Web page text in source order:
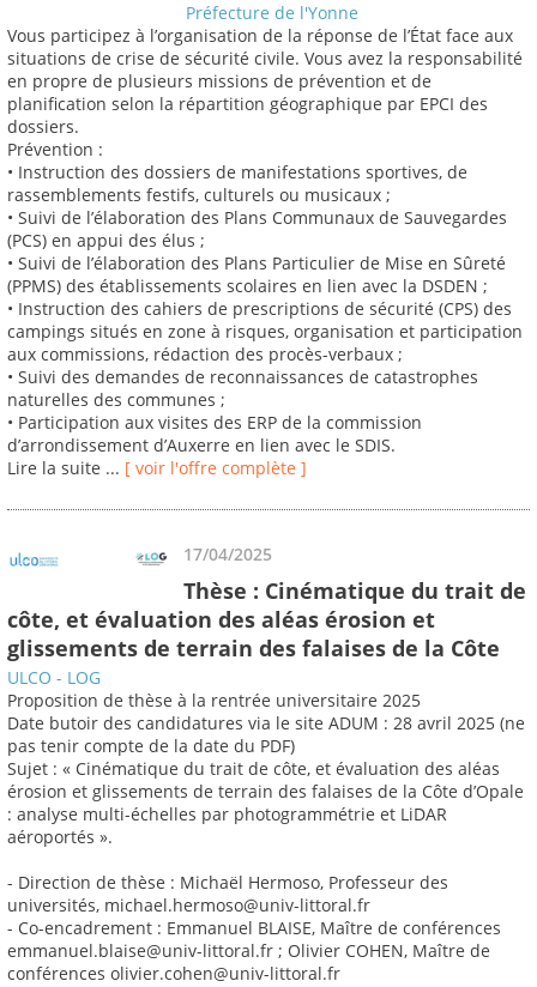
Préfecture de l'Yonne
Vous participez à l’organisation de la réponse de l’État face aux
situations de crise de sécurité civile. Vous avez la responsabilité
en propre de plusieurs missions de prévention et de
planification selon la répartition géographique par EPCI des
dossiers.
Prévention :
• Instruction des dossiers de manifestations sportives, de
rassemblements festifs, culturels ou musicaux ;
• Suivi de l’élaboration des Plans Communaux de Sauvegardes
(PCS) en appui des élus ;
• Suivi de l’élaboration des Plans Particulier de Mise en Sûreté
(PPMS) des établissements scolaires en lien avec la DSDEN ;
• Instruction des cahiers de prescriptions de sécurité (CPS) des
campings situés en zone à risques, organisation et participation
aux commissions, rédaction des procès-verbaux ;
• Suivi des demandes de reconnaissances de catastrophes
naturelles des communes ;
• Participation aux visites des ERP de la commission
d’arrondissement d’Auxerre en lien avec le SDIS.
Lire la suite ... [ voir l'offre complète ]
17/04/2025
Thèse : Cinématique du trait de
côte, et évaluation des aléas érosion et
glissements de terrain des falaises de la Côte
ULCO - LOG
Proposition de thèse à la rentrée universitaire 2025
Date butoir des candidatures via le site ADUM : 28 avril 2025 (ne
pas tenir compte de la date du PDF)
Sujet : « Cinématique du trait de côte, et évaluation des aléas
érosion et glissements de terrain des falaises de la Côte d’Opale
: analyse multi-échelles par photogrammétrie et LiDAR
aéroportés ».
- Direction de thèse : Michaël Hermoso, Professeur des
universités, michael.hermoso@univ-littoral.fr
- Co-encadrement : Emmanuel BLAISE, Maître de conférences
emmanuel.blaise@univ-littoral.fr ; Olivier COHEN, Maître de
conférences olivier.cohen@univ-littoral.fr